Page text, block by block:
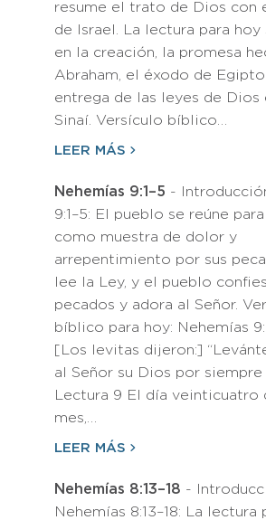
resume el trato de Dios con
de Israel. La lectura para hoy
en la creación, la promesa
Abraham, el éxodo de
entrega de las leyes de Dios
Sinaí. Versículo bíblico…
LEER MÁS
Nehemías 9:1–5 -
9:1–5: El pueblo se reúne
como muestra de dolor y
arrepentimiento por sus
lee la Ley, y el pueblo
pecados y adora al Señor.
bíblico para hoy: Nehemías
[Los levitas dijeron:]
al Señor su Dios por siempre
Lectura 9 El día veinticuatro
mes,…
LEER MÁS
Nehemías 8:13–18 -
Nehemías 8:13–18: La lectura